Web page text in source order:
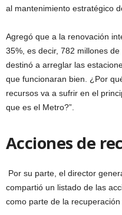
al mantenimiento estratégico
Agregó que a la renovación
35%, es decir, 782 millones
destinó a arreglar las
que funcionaran bien. ¿Por
recursos va a sufrir en el
que es el Metro?”.
Acciones de
Por su parte, el director
compartió un listado de las
como parte de la